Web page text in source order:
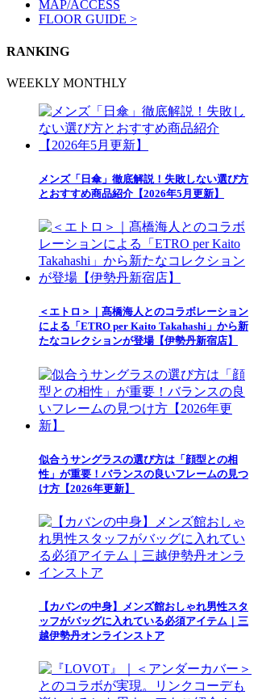
MAP/ACCESS
FLOOR GUIDE >
RANKING
WEEKLY MONTHLY
メンズ「日傘」徹底解説！失敗しない選び方
とおすすめ商品紹介【2026年5月更新】
＜エトロ＞｜髙橋海人とのコラボレーション
による「ETRO per Kaito Takahashi」から新
たなコレクションが登場【伊勢丹新宿店】
似合うサングラスの選び方は「顔型との相
性」が重要！バランスの良いフレームの見つ
け方【2026年更新】
【カバンの中身】メンズ館おしゃれ男性スタ
ッフがバッグに入れている必須アイテム｜三
越伊勢丹オンラインストア